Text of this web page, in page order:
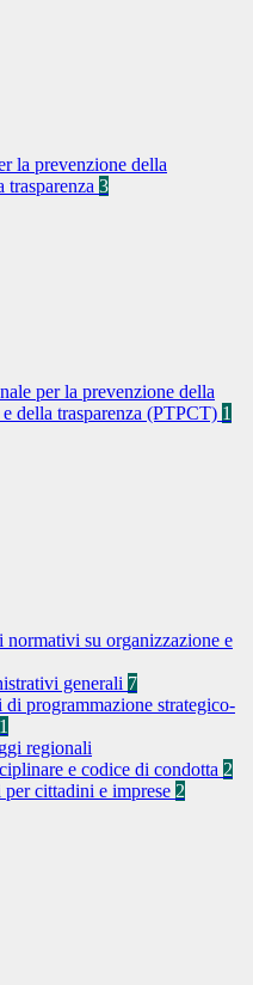
la prevenzione della
trasparenza 3
per la prevenzione della
della trasparenza (PTPCT) 1
normativi su organizzazione e
generali 7
programmazione strategico-
1
regionali
e codice di condotta 2
cittadini e imprese 2